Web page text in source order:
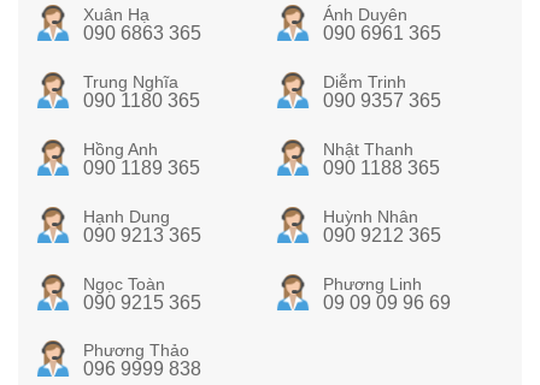
Xuân Hạ
090 6863 365
Ánh Duyên
090 6961 365
Trung Nghĩa
090 1180 365
Diễm Trinh
090 9357 365
Hồng Anh
090 1189 365
Nhật Thanh
090 1188 365
Hạnh Dung
090 9213 365
Huỳnh Nhân
090 9212 365
Ngọc Toàn
090 9215 365
Phương Linh
09 09 09 96 69
Phương Thảo
096 9999 838